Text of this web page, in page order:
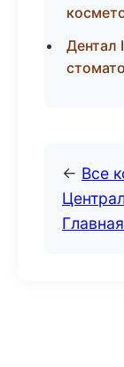
Дентал
← Все